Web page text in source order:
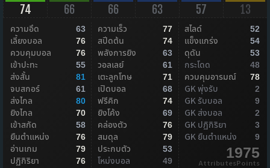
74 66 66 63 57 13
ความอึด 63
เลี้ยงบอล 76
ควบคุมบอล 76
เข้าปะทะ 55
ส่งสั้น 81
จบสกอร์ 61
ส่งไกล 80
ยิงไกล 70
เข้าสกัด 58
ยืนตำแหน่ง 76
อ่านเกม 79
ปฏิกิริยา 76
ความเร็ว 77
สปีดต้น 74
พลังการยิง 63
วอลเลย์ 61
เตะลูกโทษ 71
เปิดบอล 68
ฟรีคิก 74
ยิงโค้ง 69
คล่องตัว 76
สมดุล 79
ประกบตัว 53
โหม่งบอล 49
สไลด์ 52
แข็งแกร่ง 54
ดุดัน 53
กระโดด 48
ควบคุมอารมณ์ 78
GK พุ่งรับ 2
GK รับบอล 9
GK ส่งบอล 2
GK ปฏิกิริยา 3
GK ยืนตำแหน่ง 9
1975
AttributesPoints